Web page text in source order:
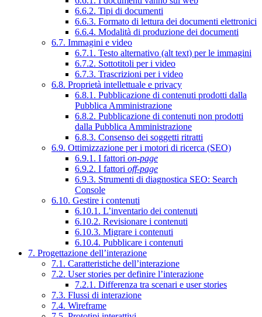
6.6.2. Tipi di documenti
6.6.3. Formato di lettura dei documenti elettronici
6.6.4. Modalità di produzione dei documenti
6.7. Immagini e video
6.7.1. Testo alternativo (alt text) per le immagini
6.7.2. Sottotitoli per i video
6.7.3. Trascrizioni per i video
6.8. Proprietà intellettuale e privacy
6.8.1. Pubblicazione di contenuti prodotti dalla
Pubblica Amministrazione
6.8.2. Pubblicazione di contenuti non prodotti
dalla Pubblica Amministrazione
6.8.3. Consenso dei soggetti ritratti
6.9. Ottimizzazione per i motori di ricerca (SEO)
6.9.1. I fattori on-page
6.9.2. I fattori off-page
6.9.3. Strumenti di diagnostica SEO: Search
Console
6.10. Gestire i contenuti
6.10.1. L’inventario dei contenuti
6.10.2. Revisionare i contenuti
6.10.3. Migrare i contenuti
6.10.4. Pubblicare i contenuti
7. Progettazione dell’interazione
7.1. Caratteristiche dell’interazione
7.2. User stories per definire l’interazione
7.2.1. Differenza tra scenari e user stories
7.3. Flussi di interazione
7.4. Wireframe